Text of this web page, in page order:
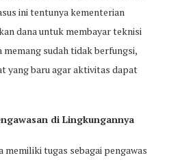
ini tentunya kementerian
dana untuk membayar teknisi
sudah tidak berfungsi,
yang baru agar aktivitas dapat
di Lingkungannya
memiliki tugas sebagai pengawas